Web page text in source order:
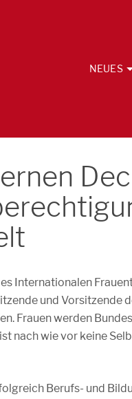
NEUES
Internationalen
und Vorsitzende
Frauen werden
nach wie vor keine
Berufs- und